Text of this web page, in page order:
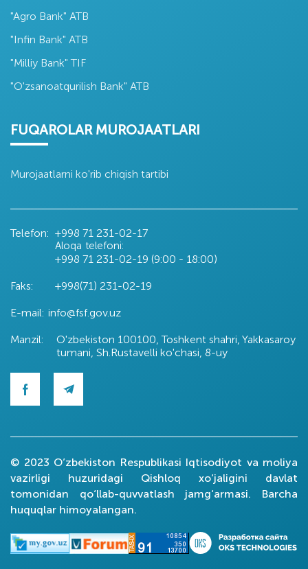
"Agro Bank" ATB
"Infin Bank" ATB
"Milliy Bank" TIF
"O'zsanoatqurilish Bank" ATB
FUQAROLAR MUROJAATLARI
Murojaatlarni ko'rib chiqish tartibi
Telefon: +998 71 231-02-17
Aloqa telefoni:
+998 71 231-02-19 (9:00 - 18:00)
Faks: +998(71) 231-02-19
E-mail: info@fsf.gov.uz
Manzil:
O'zbekiston 100100, Toshkent shahri, Yakkasaroy
tumani, Sh.Rustavelli ko'chasi, 8-uy
© 2023 O’zbekiston Respublikasi Iqtisodiyot va moliya
vazirligi huzuridagi Qishloq xo‘jaligini davlat
tomonidan qo‘llab-quvvatlash jamg‘armasi. Barcha
huquqlar himoyalangan.